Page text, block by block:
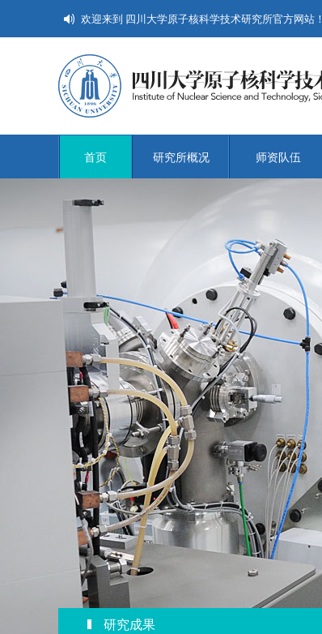
欢迎来到 四川大学原子核科学技术研究所官方网站！
首页 研究所概况 师资队伍
研究成果